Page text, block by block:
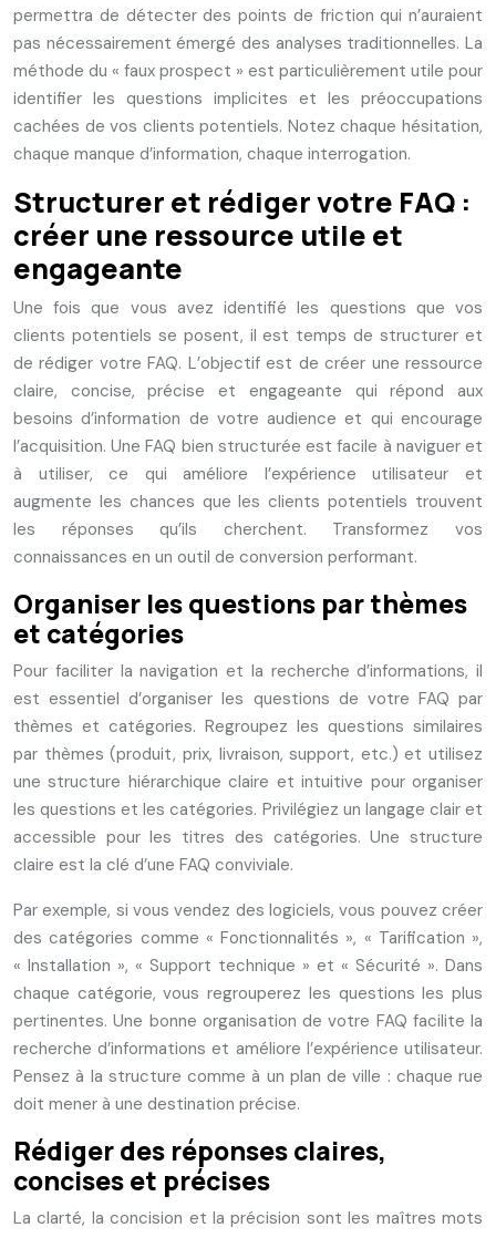
permettra de détecter des points de friction qui n’auraient
pas nécessairement émergé des analyses traditionnelles. La
méthode du « faux prospect » est particulièrement utile pour
identifier les questions implicites et les préoccupations
cachées de vos clients potentiels. Notez chaque hésitation,
chaque manque d’information, chaque interrogation.
Structurer et rédiger votre FAQ :
créer une ressource utile et
engageante
Une fois que vous avez identifié les questions que vos
clients potentiels se posent, il est temps de structurer et
de rédiger votre FAQ. L’objectif est de créer une ressource
claire, concise, précise et engageante qui répond aux
besoins d’information de votre audience et qui encourage
l’acquisition. Une FAQ bien structurée est facile à naviguer et
à utiliser, ce qui améliore l’expérience utilisateur et
augmente les chances que les clients potentiels trouvent
les réponses qu’ils cherchent. Transformez vos
connaissances en un outil de conversion performant.
Organiser les questions par thèmes
et catégories
Pour faciliter la navigation et la recherche d’informations, il
est essentiel d’organiser les questions de votre FAQ par
thèmes et catégories. Regroupez les questions similaires
par thèmes (produit, prix, livraison, support, etc.) et utilisez
une structure hiérarchique claire et intuitive pour organiser
les questions et les catégories. Privilégiez un langage clair et
accessible pour les titres des catégories. Une structure
claire est la clé d’une FAQ conviviale.
Par exemple, si vous vendez des logiciels, vous pouvez créer
des catégories comme « Fonctionnalités », « Tarification »,
« Installation », « Support technique » et « Sécurité ». Dans
chaque catégorie, vous regrouperez les questions les plus
pertinentes. Une bonne organisation de votre FAQ facilite la
recherche d’informations et améliore l’expérience utilisateur.
Pensez à la structure comme à un plan de ville : chaque rue
doit mener à une destination précise.
Rédiger des réponses claires,
concises et précises
La clarté, la concision et la précision sont les maîtres mots